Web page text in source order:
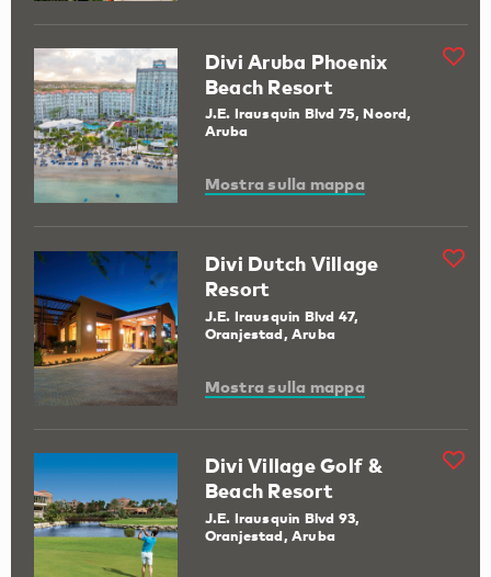
Divi Aruba Phoenix
Beach Resort
J.E. Irausquin Blvd 75, Noord,
Aruba
Mostra sulla mappa
Divi Dutch Village
Resort
J.E. Irausquin Blvd 47,
Oranjestad, Aruba
Mostra sulla mappa
Divi Village Golf &
Beach Resort
J.E. Irausquin Blvd 93,
Oranjestad, Aruba